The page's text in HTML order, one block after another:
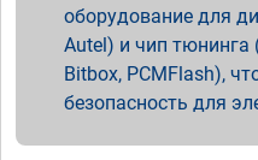
оборудование для
Autel) и чип тюнинга
Bitbox, PCMFlash),
безопасность для